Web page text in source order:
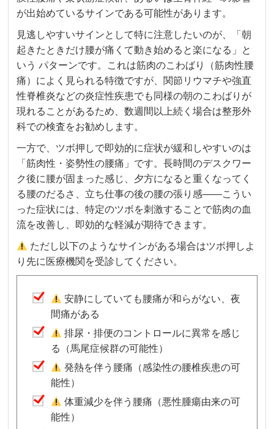
が出始めているサインである可能性があります。
見逃しやすいサインとして特に注意したいのが、「朝
起きたときだけ腰が痛くて動き始めると楽になる」と
いう パターンです。これは筋肉のこわばり（筋肉性腰
痛）によく見られる特徴ですが、関節リウマチや強直
性脊椎炎などの炎症性疾患でも同様の朝のこわばりが
現れることがあるため、数週間以上続く場合は整形外
科での検査をお勧めします。
一方で、ツボ押しで即効的に症状が緩和しやすいのは
「筋肉性・姿勢性の腰痛」です。長時間のデスクワー
ク後に腰が固まった感じ、夕方になると重くなってく
る腰のだるさ、立ち仕事の後の腰の張り感——こうい
った症状には、特定のツボを刺激することで筋肉の血
流を改善し、即効的な軽減が期待できます。
ただし以下のようなサインがある場合はツボ押しよ
り先に医療機関を受診してください。
安静にしていても腰痛が和らがない、夜
間痛がある
排尿・排便のコントロールに異常を感じ
る（馬尾症候群の可能性）
発熱を伴う腰痛（感染性の腰椎疾患の可
能性）
体重減少を伴う腰痛（悪性腫瘍由来の可
能性）